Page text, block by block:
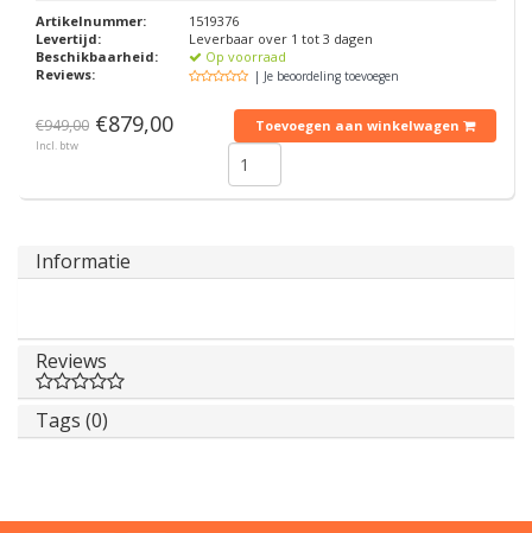
Artikelnummer:
1519376
Levertijd:
Leverbaar over 1 tot 3 dagen
Beschikbaarheid:
Op voorraad
Reviews:
| Je beoordeling toevoegen
€949,00 €879,00
Incl. btw
Toevoegen aan winkelwagen
Informatie
Reviews
Tags (0)